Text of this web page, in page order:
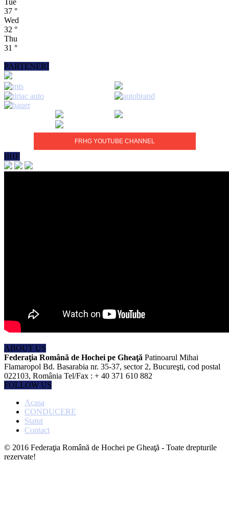
Tue
37 °
Wed
32 °
Thu
31 °
PARTENERI
FRHG YOUTUBE CHANNEL
IIHF
ABOUT US
Federaţia Română de Hochei pe Gheaţă Patinoarul Mihai
Flamaropol Bd. Basarabia nr. 35-37, sector 2, Bucureşti, cod postal
022103, România Tel/Fax : + 40 371 610 882
FOLLOW US
Acasa
CONDUCERE
Statut
Contact
© 2016 Federaţia Română de Hochei pe Gheaţă - Toate drepturile
rezervate!